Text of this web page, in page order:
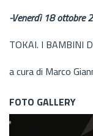
-Venerdì 18 ottobre
TOKAI. I BAMBINI
a cura di Marco
FOTO GALLERY